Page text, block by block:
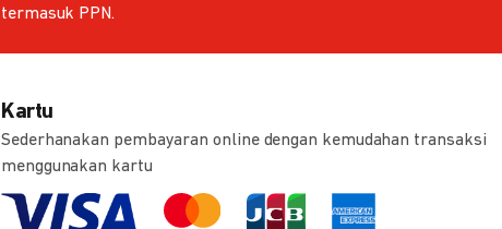
termasuk PPN.
Kartu
Sederhanakan pembayaran online dengan kemudahan transaksi
menggunakan kartu